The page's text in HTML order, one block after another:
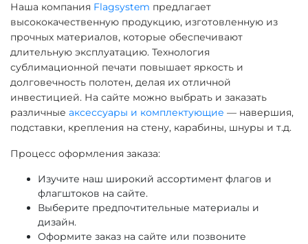
Наша компания Flagsystem предлагает
высококачественную продукцию, изготовленную из
прочных материалов, которые обеспечивают
длительную эксплуатацию. Технология
сублимационной печати повышает яркость и
долговечность полотен, делая их отличной
инвестицией. На сайте можно выбрать и заказать
различные аксессуары и комплектующие — навершия,
подставки, крепления на стену, карабины, шнуры и т.д.
Процесс оформления заказа:
Изучите наш широкий ассортимент флагов и
флагштоков на сайте.
Выберите предпочтительные материалы и
дизайн.
Оформите заказ на сайте или позвоните